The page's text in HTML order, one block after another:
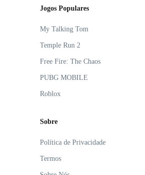
Jogos Populares
My Talking Tom
Temple Run 2
Free Fire: The Chaos
PUBG MOBILE
Roblox
Sobre
Política de Privacidade
Termos